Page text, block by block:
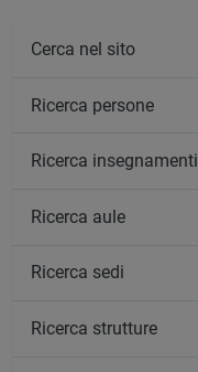
Cerca nel sito
Ricerca persone
Ricerca insegnamenti
Ricerca aule
Ricerca sedi
Ricerca strutture